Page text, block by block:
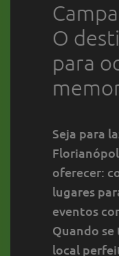
O
para
Seja para
oferecer:
lugares
eventos
Quando
local